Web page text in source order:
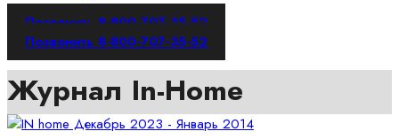
Позвонить 8-800-707-35-52
Позвонить 8-800-707-35-52
Журнал In-Home